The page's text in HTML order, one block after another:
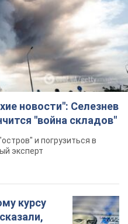
новости": Селезнев
"война складов"
и погрузиться в
эксперт
курсу